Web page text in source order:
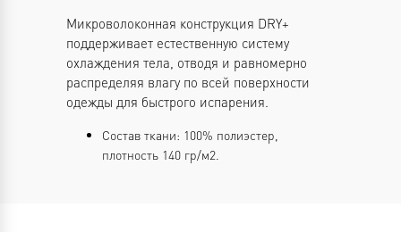
Микроволоконная конструкция DRY+
поддерживает естественную систему
охлаждения тела, отводя и равномерно
распределяя влагу по всей поверхности
одежды для быстрого испарения.
Состав ткани: 100% полиэстер,
плотность 140 гр/м2.